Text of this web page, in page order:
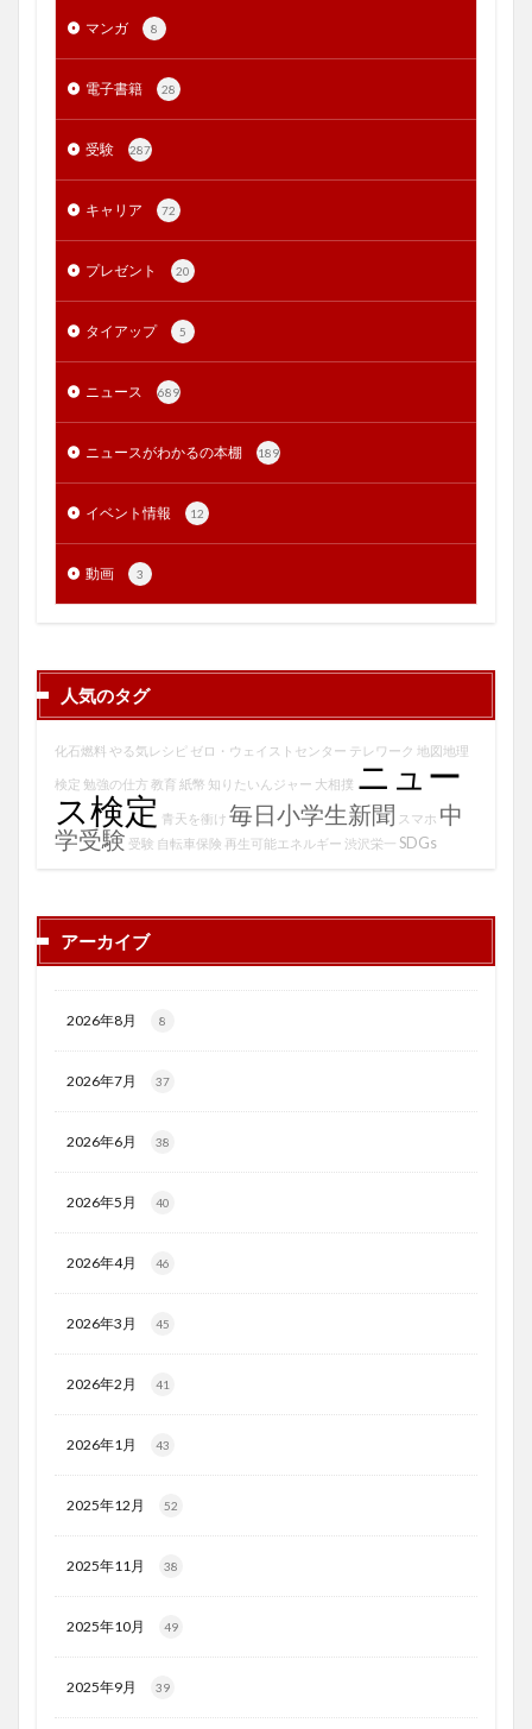
マンガ 8
電子書籍 28
受験 287
キャリア 72
プレゼント 20
タイアップ 5
ニュース 689
ニュースがわかるの本棚 189
イベント情報 12
動画 3
人気のタグ
化石燃料 やる気レシピ ゼロ・ウェイストセンター テレワーク 地図地理
検定 勉強の仕方 教育 紙幣 知りたいんジャー 大相撲 ニュー
ス検定 青天を衝け 毎日小学生新聞 スマホ 中
学受験 受験 自転車保険 再生可能エネルギー 渋沢栄一 SDGs
アーカイブ
2026年8月 8
2026年7月 37
2026年6月 38
2026年5月 40
2026年4月 46
2026年3月 45
2026年2月 41
2026年1月 43
2025年12月 52
2025年11月 38
2025年10月 49
2025年9月 39